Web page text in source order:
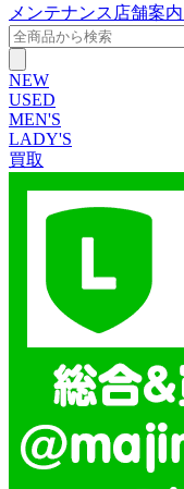
メンテナンス 店舗案内
NEW
USED
MEN'S
LADY'S
買取